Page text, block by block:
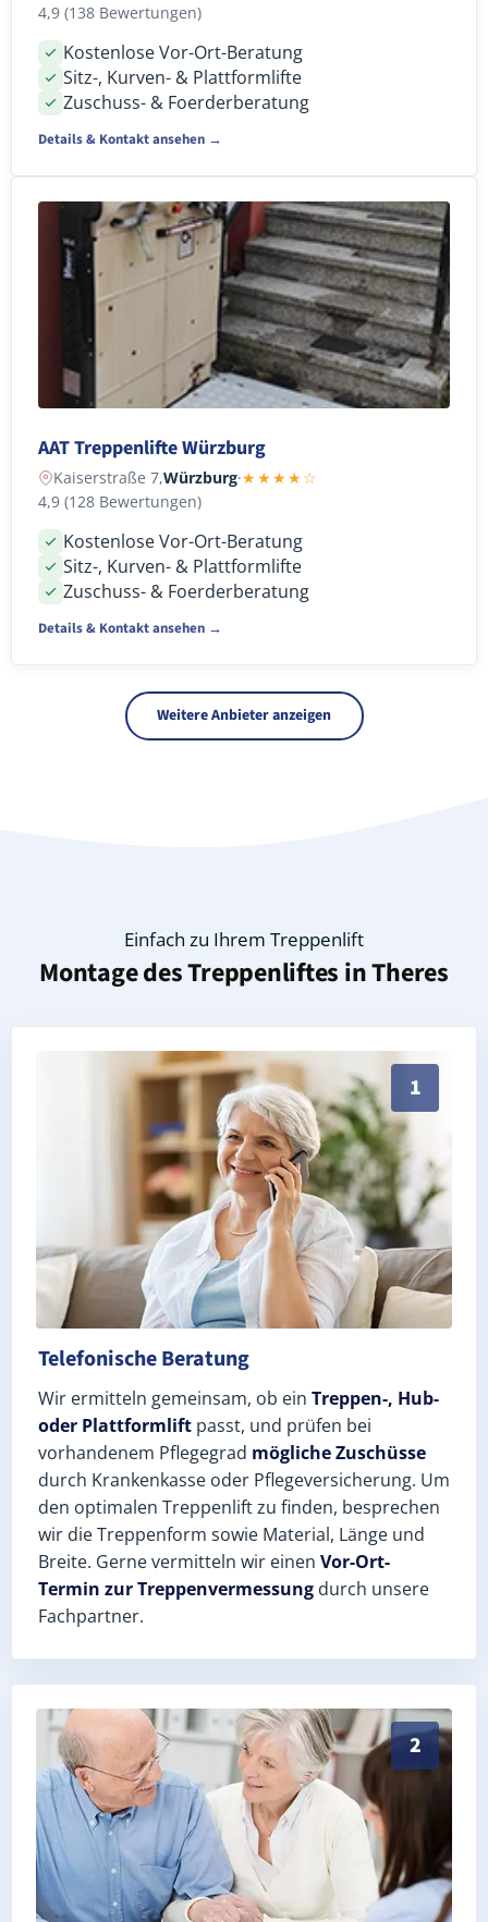
4,9 (138 Bewertungen)
Kostenlose Vor-Ort-Beratung
Sitz-, Kurven- & Plattformlifte
Zuschuss- & Foerderberatung
Details & Kontakt ansehen →
AAT Treppenlifte Würzburg
Kaiserstraße 7,Würzburg·★★★★☆
4,9 (128 Bewertungen)
Kostenlose Vor-Ort-Beratung
Sitz-, Kurven- & Plattformlifte
Zuschuss- & Foerderberatung
Details & Kontakt ansehen →
Weitere Anbieter anzeigen
Einfach zu Ihrem Treppenlift
Montage des Treppenliftes inTheres
1
Persönliche Treppenlift-Beratung in Theres 97531
Telefonische Beratung
Wir ermitteln gemeinsam, ob ein Treppen-, Hub-
oder Plattformlift passt, und prüfen bei
vorhandenem Pflegegrad mögliche Zuschüsse
durch Krankenkasse oder Pflegeversicherung. Um
den optimalen Treppenlift zu finden, besprechen
wir die Treppenform sowie Material, Länge und
Breite. Gerne vermitteln wir einen Vor-Ort-
Termin zur Treppenvermessung durch unsere
Fachpartner.
2
Exaktes Aufmaß in Theres (Landkreis Haßberge) –